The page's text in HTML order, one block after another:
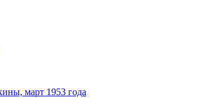
март 1953 года